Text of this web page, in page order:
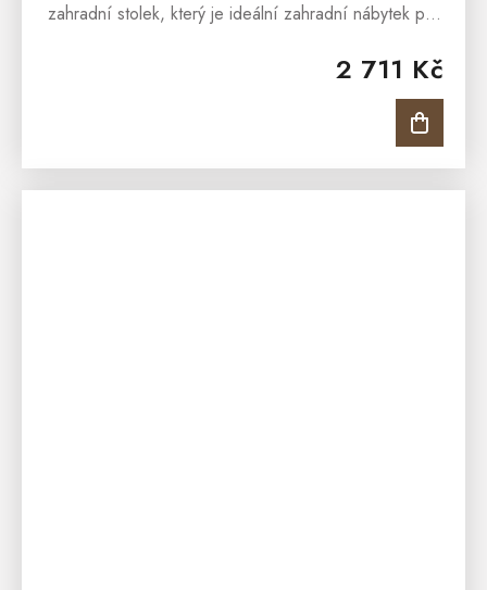
2 711 Kč
zahradní stolek, který je ideální zahradní nábytek pro